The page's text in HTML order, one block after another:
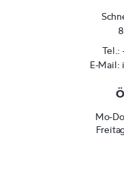
Tel.:
E-Mail:
Mo-